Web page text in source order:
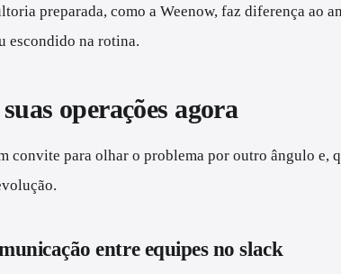
preparada, como a Weenow, faz diferença ao
escondido na rotina.
operações agora
convite para olhar o problema por outro ângulo e,
entre equipes no slack